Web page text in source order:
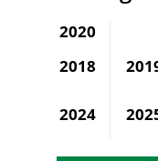
2020
2018
2024